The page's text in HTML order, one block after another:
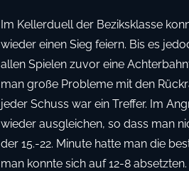
Im Kellerduell der Beziksklasse
wieder einen Sieg feiern. Bis es
allen Spielen zuvor eine
man große Probleme mit den
jeder Schuss war ein Treffer. Im
wieder ausgleichen, so dass man
der 15.-22. Minute hatte man die
man konnte sich auf 12-8